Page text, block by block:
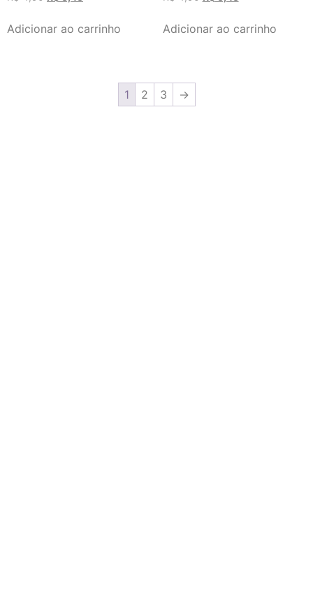
Adicionar ao carrinho Adicionar ao carrinho
1 2 3 →